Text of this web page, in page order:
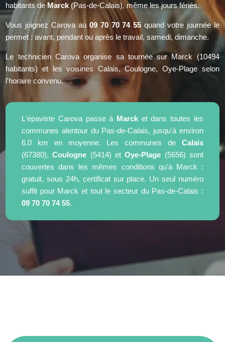
habitants deMarck (Pas-de-Calais), même les jours fériés.
Vous joignez Carova au 09 70 70 74 55 quand votre journée le
permet : avant, pendant ou après le travail, samedi, dimanche.
Le technicien Carova organise sa tournée sur Marck (10494
habitants) et les voisines Calais, Coulogne, Oye-Plage selon
l'horaire convenu.
L'épaviste Carova passe à Marck et dans toutes les
communes alentour du Pas-de-Calais, jusqu'à environ
6.0 km en moyenne. Les communes de Calais
(67380),Coulogne (5414) etOye-Plage (5656) sont
couvertes dans les mêmes conditions qu'à Marck :
gratuit, sous 24h, certificat sur place. Un seul numéro
suffit pour Marck et tout le secteur du Pas-de-Calais :
09 70 70 74 55.